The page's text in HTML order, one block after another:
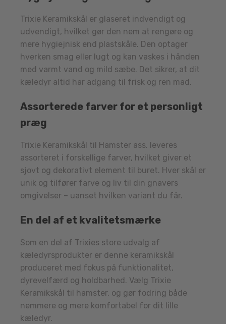
Trixie Keramikskål er glaseret indvendigt og
udvendigt, hvilket gør den nem at rengøre og
mere hygiejnisk end plastskåle. Den optager
hverken smag eller lugt og kan vaskes i hånden
med varmt vand og mild sæbe. Det sikrer, at dit
kæledyr altid har adgang til frisk og ren mad.
Assorterede farver for et personligt
præg
Trixie Keramikskål til Hamster ass. leveres
assorteret i forskellige farver, hvilket giver et
sjovt og dekorativt element til buret. Hver skål er
unik og tilfører farve og liv til din gnavers
omgivelser – uanset hvilken variant du får.
En del af et kvalitetsmærke
Som en del af Trixies store udvalg af
kæledyrsprodukter er denne keramikskål
produceret med fokus på funktionalitet,
dyrevelfærd og holdbarhed. Vælg Trixie
Keramikskål til hamster, og gør fodring både
nemmere og mere komfortabel for dit lille
kæledyr.